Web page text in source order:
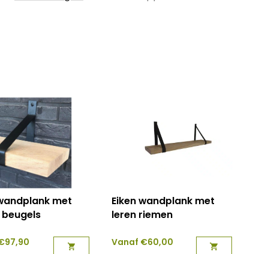
met
97,90
Eiken wandplank met
leren riemen
Vanaf €60,00